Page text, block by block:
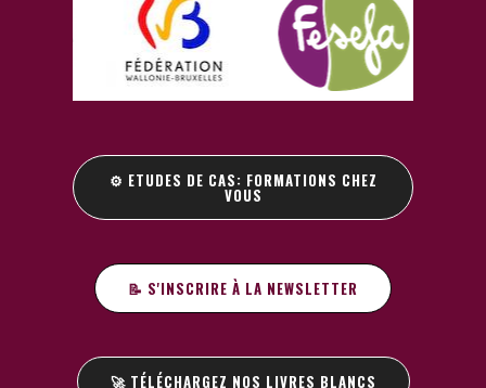
⚙️ ETUDES DE CAS: FORMATIONS CHEZ
VOUS
📝 S'INSCRIRE À LA NEWSLETTER
🚀 TÉLÉCHARGEZ NOS LIVRES BLANCS